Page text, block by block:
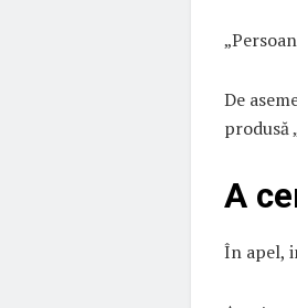
De
produsă
A
În apel,